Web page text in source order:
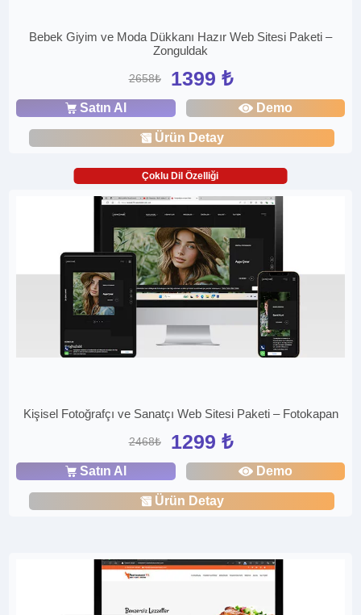
Bebek Giyim ve Moda Dükkanı Hazır Web Sitesi Paketi –
Zonguldak
2658₺ 1399 ₺
Satın Al Demo
Ürün Detay
Çoklu Dil Özelliği
Kişisel Fotoğrafçı ve Sanatçı Web Sitesi Paketi – Fotokapan
2468₺ 1299 ₺
Satın Al Demo
Ürün Detay